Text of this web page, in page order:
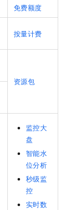
免费额度
按量计费
资源包
监控大
盘
智能水
位分析
秒级监
控
实时数